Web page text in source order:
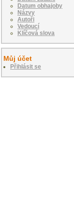
Datum obhajoby
Názvy
Autoři
Vedoucí
Klíčová slova
Můj účet
Přihlásit se